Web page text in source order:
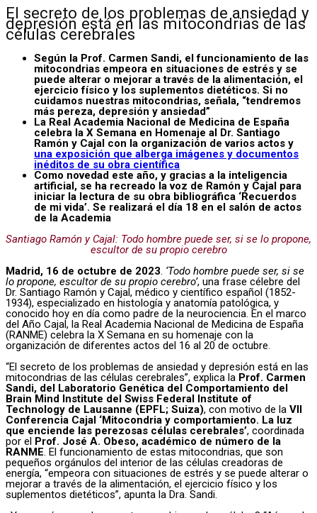
El secreto de los problemas de ansiedad y
depresión está en las mitocondrias de las
células cerebrales
Según la Prof. Carmen Sandi, el funcionamiento de las
mitocondrias empeora en situaciones de estrés y se
puede alterar o mejorar a través de la alimentación, el
ejercicio físico y los suplementos dietéticos. Si no
cuidamos nuestras mitocondrias, señala, “tendremos
más pereza, depresión y ansiedad”
La Real Academia Nacional de Medicina de España
celebra la X Semana en Homenaje al Dr. Santiago
Ramón y Cajal con la organización de varios actos y
una exposición que alberga imágenes y documentos
inéditos de su obra científica
Como novedad este año, y gracias a la inteligencia
artificial, se ha recreado la voz de Ramón y Cajal para
iniciar la lectura de su obra bibliográfica ‘Recuerdos
de mi vida’. Se realizará el día 18 en el salón de actos
de la Academia
Santiago Ramón y Cajal: Todo hombre puede ser, si se lo propone,
escultor de su propio cerebro
Madrid, 16 de octubre de 2023. ‘Todo hombre puede ser, si se
lo propone, escultor de su propio cerebro’, una frase célebre del
Dr. Santiago Ramón y Cajal, médico y científico español (1852-
1934), especializado en histología y anatomía patológica, y
conocido hoy en día como padre de la neurociencia. En el marco
del Año Cajal, la Real Academia Nacional de Medicina de España
(RANME) celebra la X Semana en su homenaje con la
organización de diferentes actos del 16 al 20 de octubre.
“El secreto de los problemas de ansiedad y depresión está en las
mitocondrias de las células cerebrales”, explica la Prof. Carmen
Sandi, del Laboratorio Genética del Comportamiento del
Brain Mind Institute del Swiss Federal Institute of
Technology de Lausanne (EPFL; Suiza), con motivo de la VII
Conferencia Cajal ‘Mitocondria y comportamiento. La luz
que enciende las perezosas células cerebrales’, coordinada
por el Prof. José A. Obeso, académico de número de la
RANME. El funcionamiento de estas mitocondrias, que son
pequeños orgánulos del interior de las células creadoras de
energía, “empeora con situaciones de estrés y se puede alterar o
mejorar a través de la alimentación, el ejercicio físico y los
suplementos dietéticos”, apunta la Dra. Sandi.